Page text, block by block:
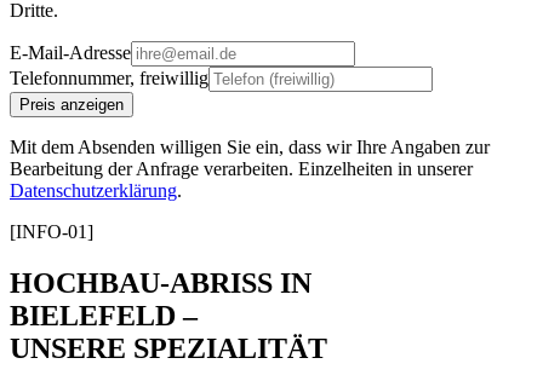
Dritte.
E-Mail-Adresse
Telefonnummer, freiwillig
Preis anzeigen
Mit dem Absenden willigen Sie ein, dass wir Ihre Angaben zur
Bearbeitung der Anfrage verarbeiten. Einzelheiten in unserer
Datenschutzerklärung.
[INFO-01]
HOCHBAU-ABRISS IN
BIELEFELD –
UNSERE SPEZIALITÄT